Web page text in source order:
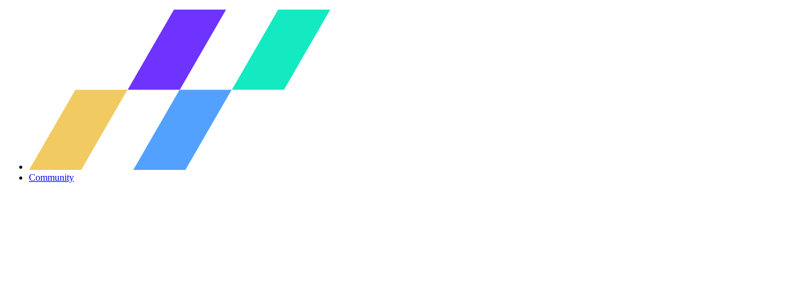
Community